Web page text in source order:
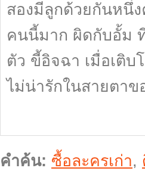
สองมีลูกด้วยกันหนึ่
คนนี้มาก ผิดกับอั้ม
ตัว ขี้อิจฉา เมื่อเติบ
ไม่น่ารักในสายตาข
คำค้น: ซื้อละครเก่า,